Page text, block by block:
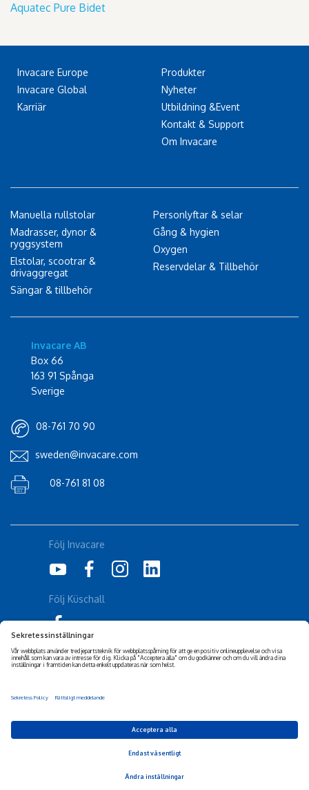
Aquatec Pure Bidet
Invacare Europe
Invacare Global
Karriär
Produkter
Nyheter
Utbildning &Event
Kontakt & Support
Om Invacare
Manuella rullstolar
Madrasser, dynor &
ryggsystem
Elstolar, scootrar &
drivaggregat
Sängar & tillbehör
Personlyftar & selar
Gång & hygien
Oxygen
Reservdelar & Tillbehör
Invacare AB
Box 66
163 91 Spånga
Sverige
08-761 70 90
sweden@invacare.com
08-761 81 08
Tillgänglighetsuttalande
© 2026 Invacare Corporation - All rights reserved.
Följ Invacare
Följ Küschall